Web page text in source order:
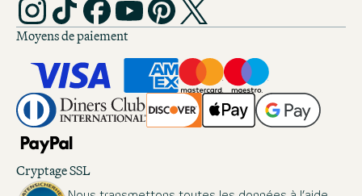
Moyens de paiement
Cryptage SSL